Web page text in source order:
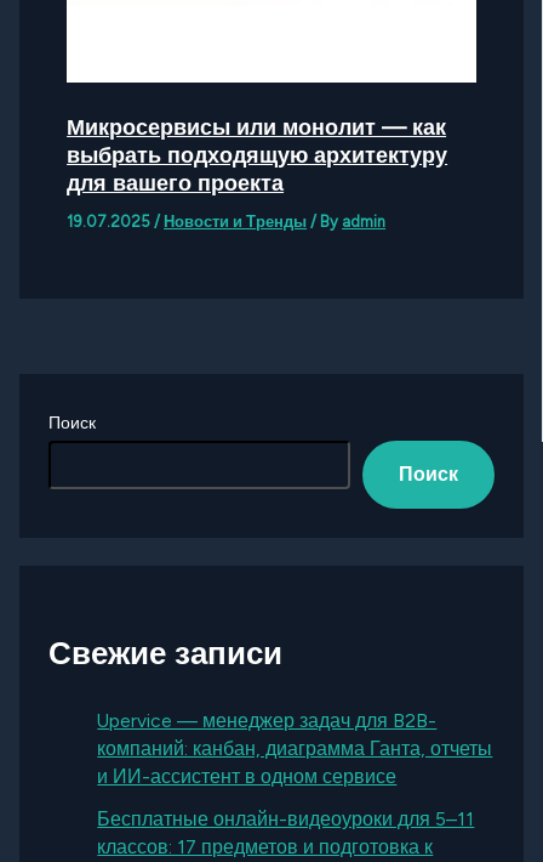
Микросервисы или монолит — как
выбрать подходящую архитектуру
для вашего проекта
19.07.2025 / Новости и Тренды / By admin
Поиск
Поиск
Свежие записи
Upervice — менеджер задач для B2B-
компаний: канбан, диаграмма Ганта, отчеты
и ИИ-ассистент в одном сервисе
Бесплатные онлайн-видеоуроки для 5–11
классов: 17 предметов и подготовка к